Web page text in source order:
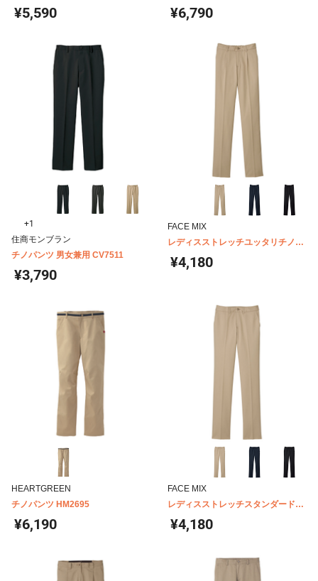
FP6005M
¥5,590
ツ FP6006M
¥6,790
+1
住商モンブラン
チノパンツ 男女兼用 CV7511
¥3,790
FACE MIX
レディスストレッチユッタリチノ
FP6311L
¥4,180
HEARTGREEN
チノパンツ HM2695
¥6,190
FACE MIX
レディスストレッチスタンダードチ
ノ FP6310L
¥4,180